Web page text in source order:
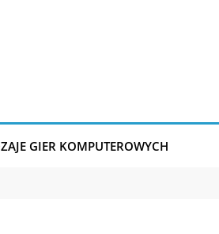
GIER KOMPUTEROWYCH